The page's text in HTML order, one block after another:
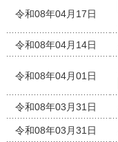
令和08年04月17日
令和08年04月14日
令和08年04月01日
令和08年03月31日
令和08年03月31日